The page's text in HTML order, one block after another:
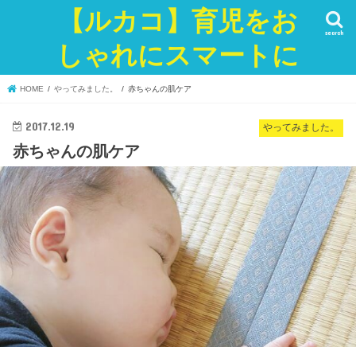
【ルカコ】育児をお
しゃれにスマートに
search
HOME やってみました。 赤ちゃんの肌ケア
やってみました。
2017.12.19
赤ちゃんの肌ケア